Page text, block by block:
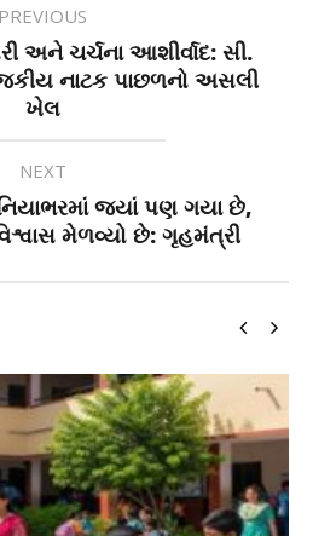
PREVIOUS
અને ચર્ચના આશીર્વાદ: સી.
નાટક પાછળનો અસલી
ખેલ
NEXT
જ્યાં પણ ગયા છે,
મેળવ્યો છે: ગૃહમંત્રી